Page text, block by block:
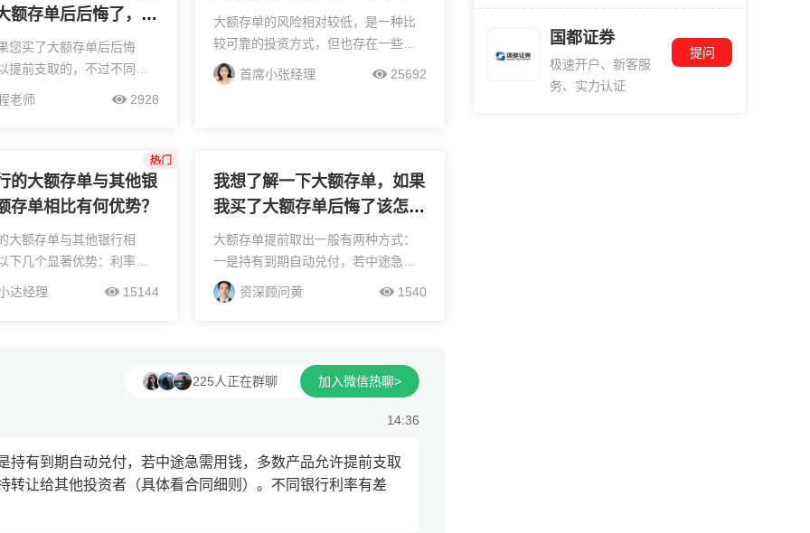
额存单后后悔了，该
来呢？另外，现在大
利率是多少啊？，求
解答
您买了大额存单后后悔
提前支取的，不过不同银
则有所不同。通常有以下
老师 2928
大额存单的风险相对较低，是一种比
较可靠的投资方式，但也存在一些潜
在风险，具体如下：大额存单的风险
本金损失风险：虽然大额存单属于存
首席小张经理 25692
的大额存单与其他银
存单相比有何优势？
大额存单与其他银行相
下几个显著优势：利率优
行的大额存单利率通常较
达经理 15144
我想了解一下大额存单，如果
我买了大额存单后悔了该怎么
取出来呢？另外，现在大额存
单的利率是多少？，能不能详
细解答一下
大额存单提前取出一般有两种方式：
一是持有到期自动兑付，若中途急需
用钱，多数产品允许提前支取但利息
可能按活期计算，部分产品还支持转
资深顾问黄 1540
14:36
持有到期自动兑付，若中途急需用钱，多数产品允许提前支取
转让给其他投资者（具体看合同细则）。不同银行利率有差
225人正在群聊 加入微信热聊>
国都证券
极速开户、新客服
务、实力认证
提问